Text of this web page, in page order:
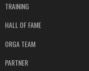
TRAINING
HALL OF FAME
ORGA TEAM
PARTNER